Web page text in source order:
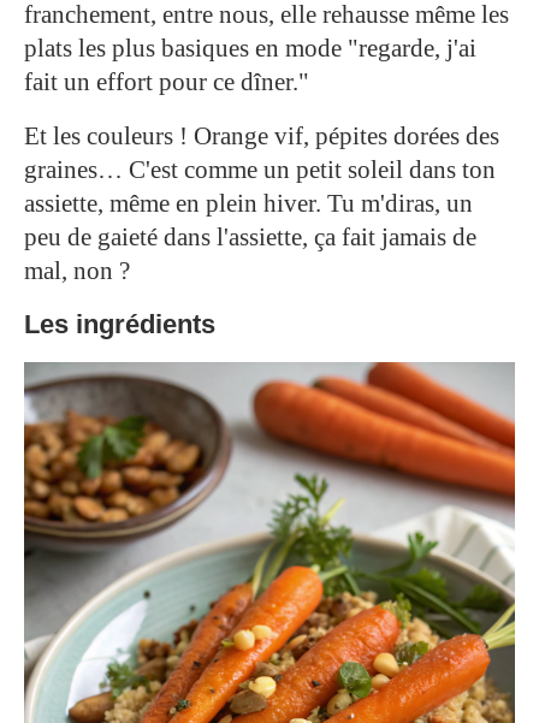
franchement, entre nous, elle rehausse même les
plats les plus basiques en mode "regarde, j'ai
fait un effort pour ce dîner."
Et les couleurs ! Orange vif, pépites dorées des
graines… C'est comme un petit soleil dans ton
assiette, même en plein hiver. Tu m'diras, un
peu de gaieté dans l'assiette, ça fait jamais de
mal, non ?
Les ingrédients